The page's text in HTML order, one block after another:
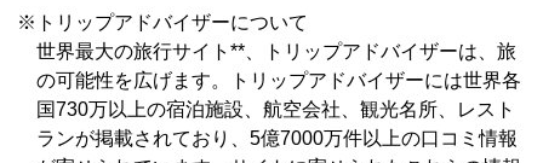
※トリップアドバイザーについて
世界最大の旅行サイト**、トリップアドバイザーは、旅
の可能性を広げます。トリップアドバイザーには世界各
国730万以上の宿泊施設、航空会社、観光名所、レスト
ランが掲載されており、5億7000万件以上の口コミ情報